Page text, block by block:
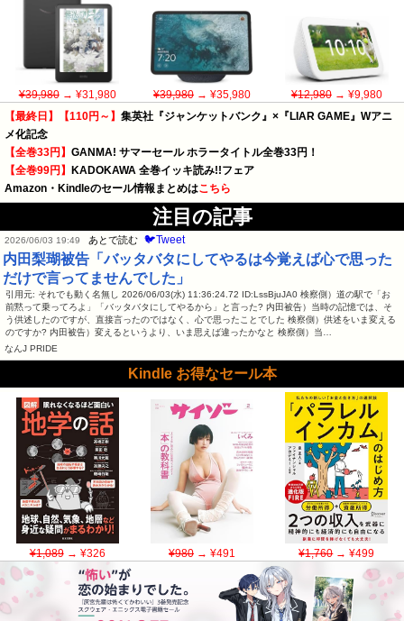
¥39,980→ ¥31,980 ¥39,980→ ¥35,980 ¥12,980→ ¥9,980
【最終日】【110円～】 集英社『ジャンケットバンク』×『LIAR GAME』Wアニ
メ化記念
【全巻33円】 GANMA! サマーセール ホラータイトル全巻33円！
【全巻99円】 KADOKAWA 全巻イッキ読み!!フェア
Amazon・Kindleのセール情報まとめはこちら
注目の記事
2026/06/03 19:49 あとで読む 🐦Tweet
内田梨瑚被告「バッタバタにしてやるは今覚えば心で思った
だけで言ってませんでした」
引用元: それでも動く名無し 2026/06/03(水) 11:36:24.72 ID:LssBjuJA0 検察側）道の駅で「お
前黙って乗ってろよ」「バッタバタにしてやるから」と言った? 内田被告）当時の記憶では、そ
う供述したのですが、直接言ったのではなく、心で思ったことでした 検察側）供述をいま変える
のですか? 内田被告）変えるというより、いま思えば違ったかなと 検察側）当…
なんJ PRIDE
Kindle お得なセール本
¥1,089→ ¥326 ¥980→ ¥491 ¥1,760→ ¥499